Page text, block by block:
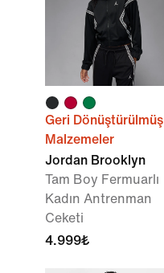
Geri Dönüştürülmüş
Malzemeler
Jordan Brooklyn
Tam Boy Fermuarlı
Kadın Antrenman
Ceketi
4.999₺